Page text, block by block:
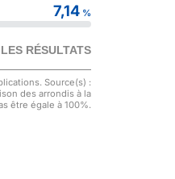
7,14 %
RÉSULTATS
Source(s) :
des arrondis à la
être égale à 100%.